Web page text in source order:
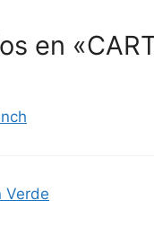
en
Verde